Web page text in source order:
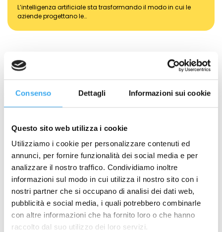
Consenso Dettagli Informazioni sui cookie
Questo sito web utilizza i cookie
Utilizziamo i cookie per personalizzare contenuti ed
annunci, per fornire funzionalità dei social media e per
analizzare il nostro traffico. Condividiamo inoltre
informazioni sul modo in cui utilizza il nostro sito con i
nostri partner che si occupano di analisi dei dati web,
pubblicità e social media, i quali potrebbero combinarle
con altre informazioni che ha fornito loro o che hanno
raccolto dal suo utilizzo dei loro servizi.
L’intelligenza artificiale sta trasformando il modo in cui le
aziende progettano le…
Richiedi Informazioni
NOME*
COGNOME *
EMAIL*
TELEFONO *